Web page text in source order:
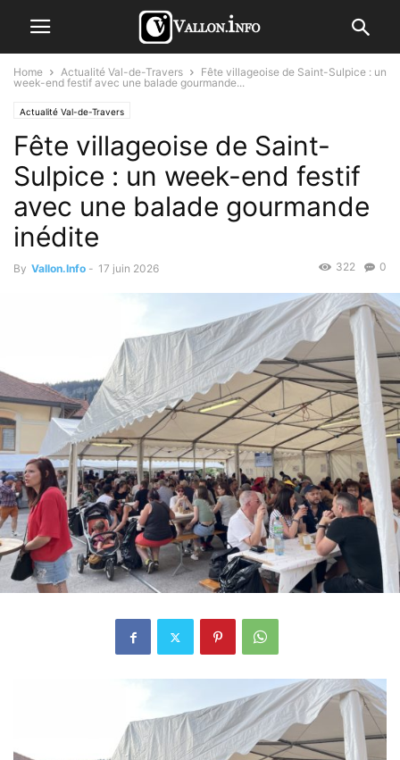
Home Actualité Val-de-Travers
Fête villageoise de Saint-Sulpice : un
week-end festif avec une balade gourmande...
Actualité Val-de-Travers
Fête villageoise de Saint-
Sulpice : un week-end festif
avec une balade gourmande
inédite
By Vallon.Info - 17 juin 2026 0
322